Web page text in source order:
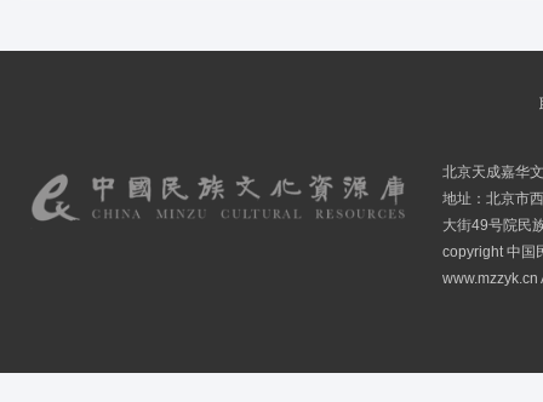
北京天成嘉华
地址：北京市
大街49号院民
copyright 中国